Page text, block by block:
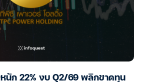
หนัก 22% งบ Q2/69 พลิกขาดทุน